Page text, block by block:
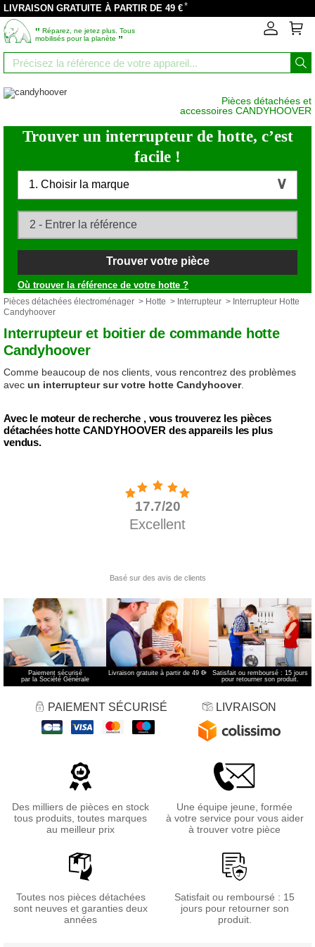
LIVRAISON GRATUITE À PARTIR DE 49 €*
‟ Réparez, ne jetez plus. Tous
mobilisés pour la planète ”
Pièces détachées et
accessoires CANDYHOOVER
Trouver un interrupteur de hotte, c’est
facile !
1. Choisir la marque
Trouver votre pièce
Où trouver la référence de votre hotte ?
Pièces détachées électroménager > Hotte > Interrupteur > Interrupteur Hotte
Candyhoover
Interrupteur et boitier de commande hotte
Candyhoover
Comme beaucoup de nos clients, vous rencontrez des problèmes
avec un interrupteur sur votre hotte Candyhoover.
Avec le moteur de recherche , vous trouverez les pièces
détachées hotte CANDYHOOVER des appareils les plus
vendus.
Paiement sécurisé
par la Société Générale
Livraison gratuite à partir de 49 €*
Satisfait ou remboursé : 15 jours
pour retourner son produit.
PAIEMENT SÉCURISÉ LIVRAISON
Des milliers de pièces en stock
tous produits, toutes marques
au meilleur prix
Une équipe jeune, formée
à votre service pour vous aider
à trouver votre pièce
Toutes nos pièces détachées
sont neuves et garanties deux
années
Satisfait ou remboursé : 15
jours pour retourner son
produit.